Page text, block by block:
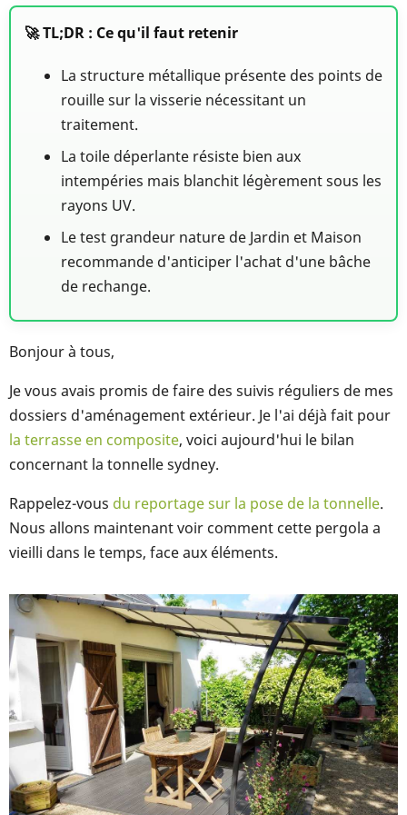
🚀 TL;DR : Ce qu'il faut retenir
La structure métallique présente des points de
rouille sur la visserie nécessitant un
traitement.
La toile déperlante résiste bien aux
intempéries mais blanchit légèrement sous les
rayons UV.
Le test grandeur nature de Jardin et Maison
recommande d'anticiper l'achat d'une bâche
de rechange.
Bonjour à tous,
Je vous avais promis de faire des suivis réguliers de mes
dossiers d'aménagement extérieur. Je l'ai déjà fait pour
la terrasse en composite, voici aujourd'hui le bilan
concernant la tonnelle sydney.
Rappelez-vous du reportage sur la pose de la tonnelle.
Nous allons maintenant voir comment cette pergola a
vieilli dans le temps, face aux éléments.